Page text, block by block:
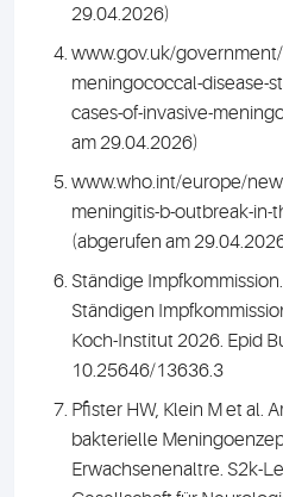
29.04.2026)
www.gov.uk/
meningococcal-disease-
cases-of-invasive-
am 29.04.2026)
www.who.int/europe/
meningitis-b-outbreak-in-
(abgerufen am
Ständige
Ständigen
Koch-Institut 2026. Epid
10.25646/13636.3
Pfister HW, Klein M et al.
bakterielle
Erwachsenenaltre. S2k-